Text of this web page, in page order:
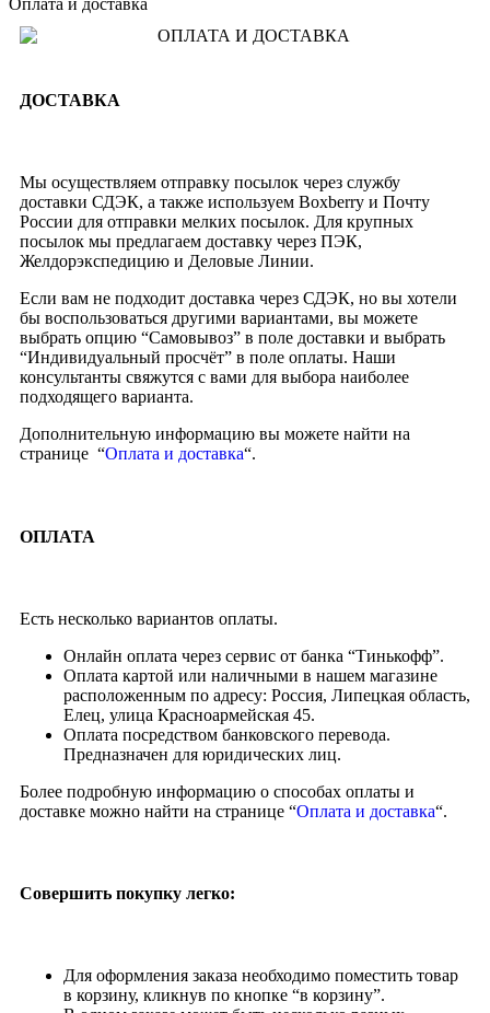
ДОСТАВКА
Мы осуществляем отправку посылок через службу
доставки СДЭК, а также используем Boxberry и Почту
России для отправки мелких посылок. Для крупных
посылок мы предлагаем доставку через ПЭК,
Желдорэкспедицию и Деловые Линии.
Если вам не подходит доставка через СДЭК, но вы хотели
бы воспользоваться другими вариантами, вы можете
выбрать опцию “Самовывоз” в поле доставки и выбрать
“Индивидуальный просчёт” в поле оплаты. Наши
консультанты свяжутся с вами для выбора наиболее
подходящего варианта.
Дополнительную информацию вы можете найти на
странице “Оплата и доставка“.
ОПЛАТА
Есть несколько вариантов оплаты.
Онлайн оплата через сервис от банка “Тинькофф”.
Оплата картой или наличными в нашем магазине
расположенным по адресу: Россия, Липецкая область,
Елец, улица Красноармейская 45.
Оплата посредством банковского перевода.
Предназначен для юридических лиц.
Более подробную информацию о способах оплаты и
доставке можно найти на странице “Оплата и доставка“.
Совершить покупку легко:
Для оформления заказа необходимо поместить товар
в корзину, кликнув по кнопке “в корзину”.